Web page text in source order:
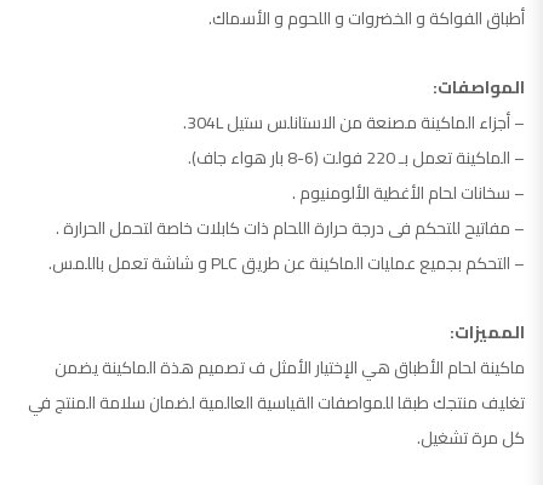
أطباق الفواكة و الخضروات و اللحوم و الأسماك.
المواصفات:
– أجزاء الماكينة مصنعة من الاستانلس ستيل 304L.
– الماكينة تعمل بـ 220 فولت (6-8 بار هواء جاف).
– سخانات لحام الأغطية الألومنيوم .
– مفاتيح للتحكم فى درجة حرارة اللحام ذات كابلات خاصة لتحمل الحرارة .
– التحكم بجميع عمليات الماكينة عن طريق PLC و شاشة تعمل باللمس.
المميزات:
ماكينة لحام الأطباق هي الإختيار الأمثل ف تصميم هذة الماكينة يضمن
تغليف منتجك طبقا للمواصفات القياسية العالمية لضمان سلامة المنتج في
كل مرة تشغيل.